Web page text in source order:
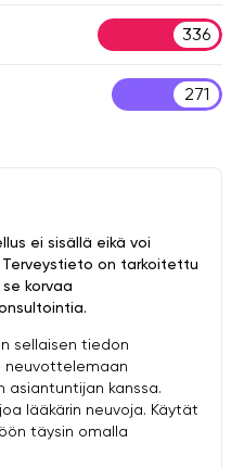
336
271
ei sisällä eikä voi
on tarkoitettu
korvaa
sellaisen tiedon
neuvottelemaan
asiantuntijan kanssa.
lääkärin neuvoja. Käytät
täysin omalla